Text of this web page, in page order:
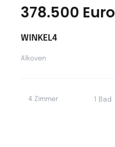
4 Zimmer 1 Bad
Alkoven
WINKEL4
378.500 Euro